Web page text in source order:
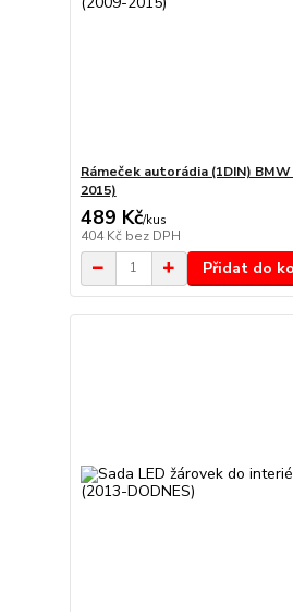
Rámeček autorádia (1DIN) BMW
2015)
489 Kč/kus
404 Kč bez DPH
Přidat do